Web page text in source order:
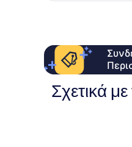
Σχετικά